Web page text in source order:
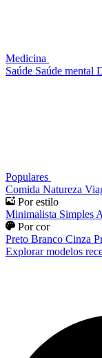
Medicina
Saúde Saúde mental
Populares
Comida Natureza
Por estilo
Minimalista Simples
Por cor
Preto Branco Cinza
Explorar modelos